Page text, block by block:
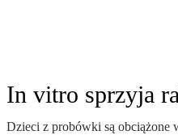
In vitro sprzyja
Dzieci z probówki są obciążone